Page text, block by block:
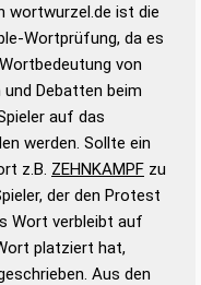
zu
Wortform, um die
Spiel zu
in 12 Bänden
und gutes
wortwurzel.de ist die
Wortprüfung, da es
von
Debatten beim
auf das
werden. Sollte ein
z.B. ZEHNKAMPF zu
der den Protest
Wort verbleibt auf
platziert hat,
Aus den